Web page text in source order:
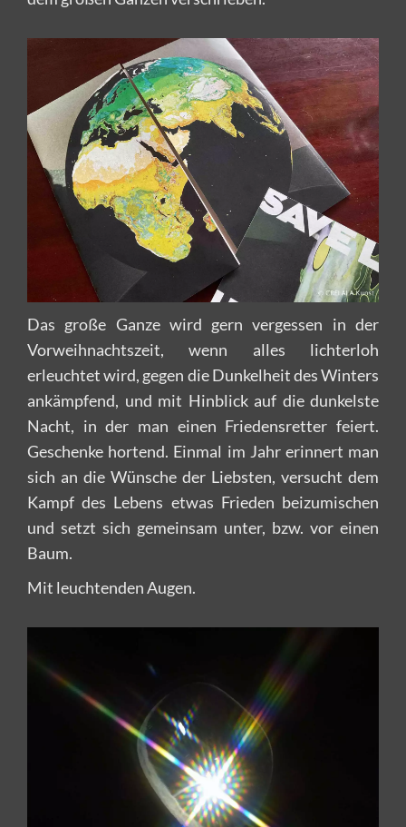
Das große Ganze wird gern vergessen in der
Vorweihnachtszeit, wenn alles lichterloh
erleuchtet wird, gegen die Dunkelheit des Winters
ankämpfend, und mit Hinblick auf die dunkelste
Nacht, in der man einen Friedensretter feiert.
Geschenke hortend. Einmal im Jahr erinnert man
sich an die Wünsche der Liebsten, versucht dem
Kampf des Lebens etwas Frieden beizumischen
und setzt sich gemeinsam unter, bzw. vor einen
Baum.
Mit leuchtenden Augen.